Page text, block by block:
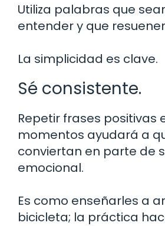
Utiliza palabras que
entender y que
La simplicidad es clave.
Sé consistente.
Repetir frases positivas
momentos ayudará a
conviertan en parte de
emocional.
Es como enseñarles a
bicicleta; la práctica